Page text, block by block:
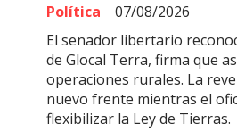
Política
07/08/2026
El senador libertario
de Glocal Terra, firma que
operaciones rurales. La
nuevo frente mientras el
flexibilizar la Ley de Tierras.